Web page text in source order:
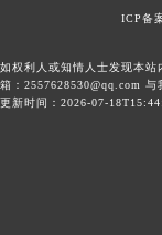
ICP备
如权利人或知情人士发现本
箱：2557628530@qq.com
更新时间：2026-07-